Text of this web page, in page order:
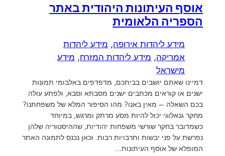
אוסף העיתונות היהודית באתר
הספריה הלאומית
מידע ליהדות אירופה, מידע ליהדות
אמריקה, מידע ליהדות המזרח, מידע
מישראל
דמיינו שאתם יושבים בביתכם, מדפדפים באלבומי תמונות
ישנים או קוראים מכתבים ישנים מסבתא וסבא, ולפתע עולה
בכם השאלה – מאין באנו? מהו הסיפור המלא של משפחתנו?
מחקר גנאלוגי יכול להיות מסע מרתק ומרגש, במיוחד
כשמדובר בחקר שורשי משפחות יהודיות, שההיסטוריה שלהן
נפרשת על פני יבשות ותרבויות רבות. וכאן נכנס לתמונה האתר
המופלא של אוסף העיתונות…